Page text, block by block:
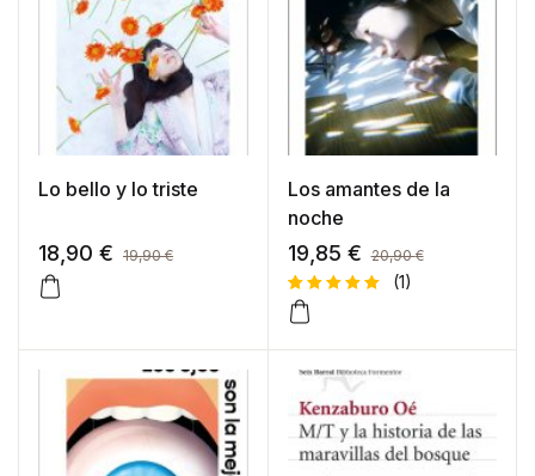
Lo bello y lo triste
18,90 € 19,90€
Los amantes de la
noche
19,85 € 20,90€
Valorado
de 5 en
1
valoración
cliente
(1)